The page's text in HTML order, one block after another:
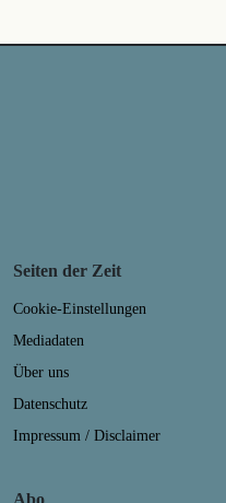
Seiten der Zeit
Cookie-Einstellungen
Mediadaten
Über uns
Datenschutz
Impressum / Disclaimer
Abo